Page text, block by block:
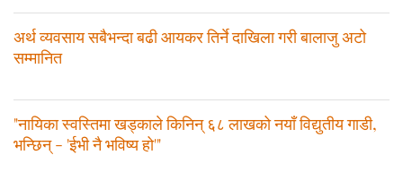
अर्थ व्यवसाय सबैभन्दा बढी आयकर तिर्ने दाखिला गरी बालाजु अटो
सम्मानित
"नायिका स्वस्तिमा खड्काले किनिन् ६८ लाखको नयाँ विद्युतीय गाडी,
भन्छिन् - 'ईभी नै भविष्य हो'"